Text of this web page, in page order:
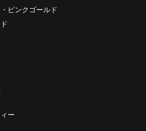
ピンクゴールド
ー